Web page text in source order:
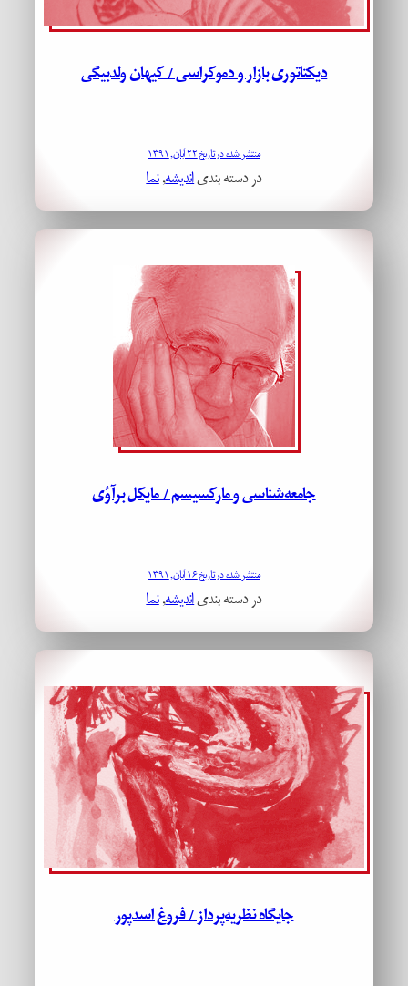
دیکتاتوری بازار و دموکراسی / کیهان ولدبیگی
منتشر شده در تاریخ ۲۲ آبان, ۱۳۹۱
در دسته بندیاندیشه, نما
جامعه­‌شناسی و مارکسیسم / مایکل برآوُی
منتشر شده در تاریخ ۱۶ آبان, ۱۳۹۱
در دسته بندیاندیشه, نما
جایگاه نظریه­‌پرداز / فروغ اسدپور